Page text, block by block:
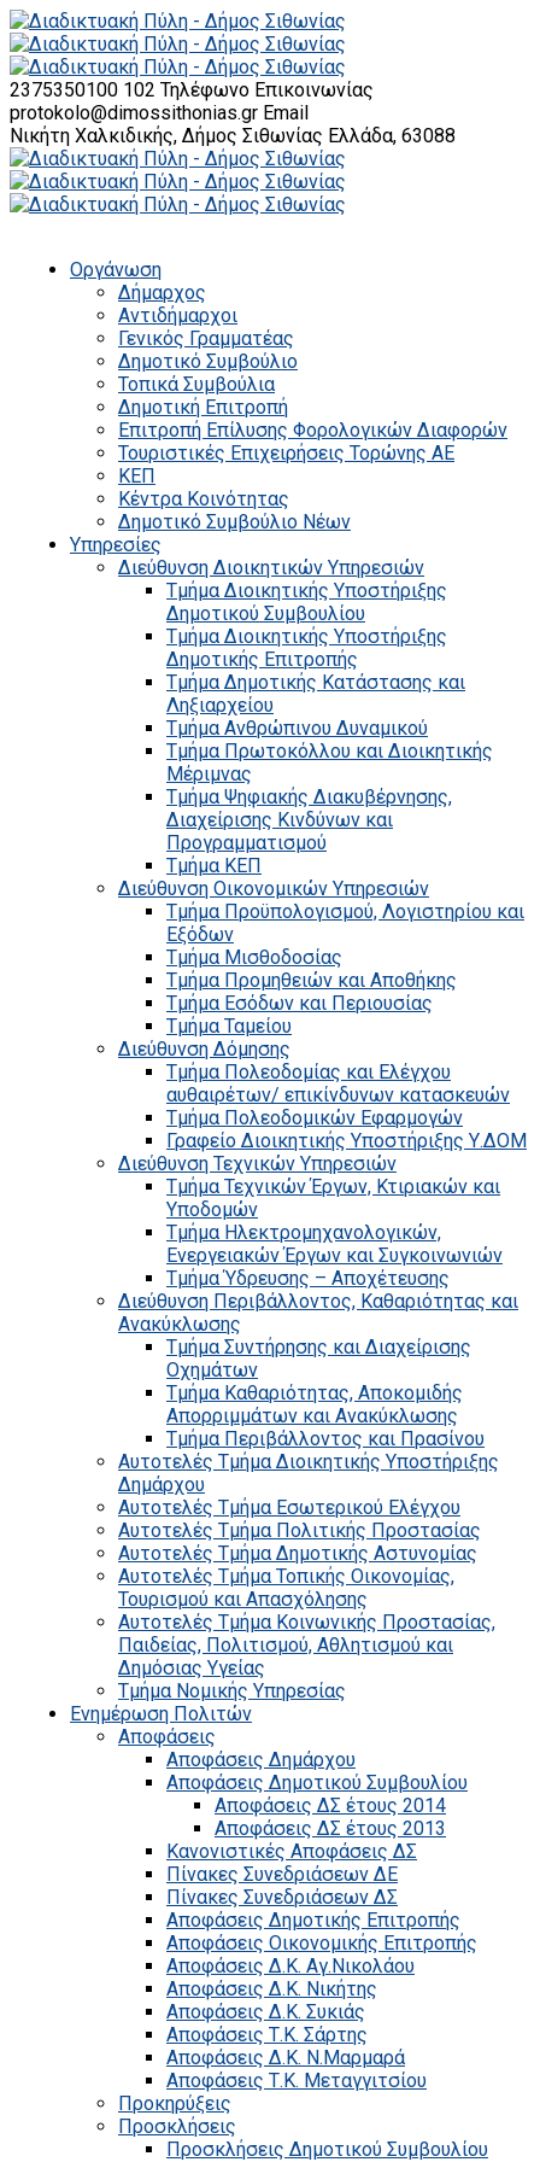
2375350100 102 Τηλέφωνο Επικοινωνίας
protokolo@dimossithonias.gr Email
Νικήτη Χαλκιδικής, Δήμος Σιθωνίας Ελλάδα, 63088
Οργάνωση
Δήμαρχος
Αντιδήμαρχοι
Γενικός Γραμματέας
Δημοτικό Συμβούλιο
Τοπικά Συμβούλια
Δημοτική Επιτροπή
Επιτροπή Επίλυσης Φορολογικών Διαφορών
Τουριστικές Επιχειρήσεις Τορώνης ΑΕ
ΚΕΠ
Κέντρα Κοινότητας
Δημοτικό Συμβούλιο Νέων
Υπηρεσίες
Διεύθυνση Διοικητικών Υπηρεσιών
Τμήμα Διοικητικής Υποστήριξης
Δημοτικού Συμβουλίου
Τμήμα Διοικητικής Υποστήριξης
Δημοτικής Επιτροπής
Τμήμα Δημοτικής Κατάστασης και
Ληξιαρχείου
Τμήμα Ανθρώπινου Δυναμικού
Τμήμα Πρωτοκόλλου και Διοικητικής
Μέριμνας
Τμήμα Ψηφιακής Διακυβέρνησης,
Διαχείρισης Κινδύνων και
Προγραμματισμού
Τμήμα ΚΕΠ
Διεύθυνση Οικονομικών Υπηρεσιών
Τμήμα Προϋπολογισμού, Λογιστηρίου και
Εξόδων
Τμήμα Μισθοδοσίας
Τμήμα Προμηθειών και Αποθήκης
Τμήμα Εσόδων και Περιουσίας
Τμήμα Ταμείου
Διεύθυνση Δόμησης
Τμήμα Πολεοδομίας και Ελέγχου
αυθαιρέτων/ επικίνδυνων κατασκευών
Τμήμα Πολεοδομικών Εφαρμογών
Γραφείο Διοικητικής Υποστήριξης Υ.ΔΟΜ
Διεύθυνση Τεχνικών Υπηρεσιών
Τμήμα Τεχνικών Έργων, Κτιριακών και
Υποδομών
Τμήμα Ηλεκτρομηχανολογικών,
Ενεργειακών Έργων και Συγκοινωνιών
Τμήμα Ύδρευσης – Αποχέτευσης
Διεύθυνση Περιβάλλοντος, Καθαριότητας και
Ανακύκλωσης
Τμήμα Συντήρησης και Διαχείρισης
Οχημάτων
Τμήμα Καθαριότητας, Αποκομιδής
Απορριμμάτων και Ανακύκλωσης
Τμήμα Περιβάλλοντος και Πρασίνου
Αυτοτελές Τμήμα Διοικητικής Υποστήριξης
Δημάρχου
Αυτοτελές Τμήμα Εσωτερικού Ελέγχου
Αυτοτελές Τμήμα Πολιτικής Προστασίας
Αυτοτελές Τμήμα Δημοτικής Αστυνομίας
Αυτοτελές Τμήμα Τοπικής Οικονομίας,
Τουρισμού και Απασχόλησης
Αυτοτελές Τμήμα Κοινωνικής Προστασίας,
Παιδείας, Πολιτισμού, Αθλητισμού και
Δημόσιας Υγείας
Τμήμα Νομικής Υπηρεσίας
Ενημέρωση Πολιτών
Αποφάσεις
Αποφάσεις Δημάρχου
Αποφάσεις Δημοτικού Συμβουλίου
Αποφάσεις ΔΣ έτους 2014
Αποφάσεις ΔΣ έτους 2013
Κανονιστικές Αποφάσεις ΔΣ
Πίνακες Συνεδριάσεων ΔΕ
Πίνακες Συνεδριάσεων ΔΣ
Αποφάσεις Δημοτικής Επιτροπής
Αποφάσεις Οικονομικής Επιτροπής
Αποφάσεις Δ.Κ. Αγ.Νικολάου
Αποφάσεις Δ.Κ. Νικήτης
Αποφάσεις Δ.Κ. Συκιάς
Αποφάσεις Τ.Κ. Σάρτης
Αποφάσεις Δ.Κ. Ν.Μαρμαρά
Αποφάσεις Τ.Κ. Μεταγγιτσίου
Προκηρύξεις
Προσκλήσεις
Προσκλήσεις Δημοτικού Συμβουλίου